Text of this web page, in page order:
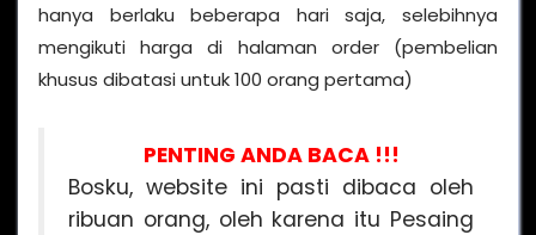
hanya berlaku beberapa hari saja, selebihnya
mengikuti harga di halaman order (pembelian
khusus dibatasi untuk 100 orang pertama)
PENTING ANDA BACA !!!
Bosku, website ini pasti dibaca oleh
ribuan orang, oleh karena itu Pesaing